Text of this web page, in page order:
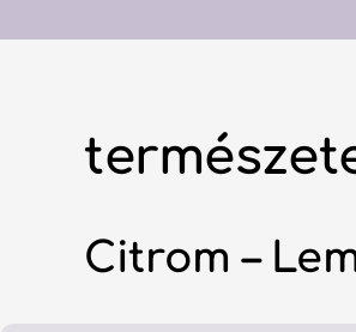
Citrom –